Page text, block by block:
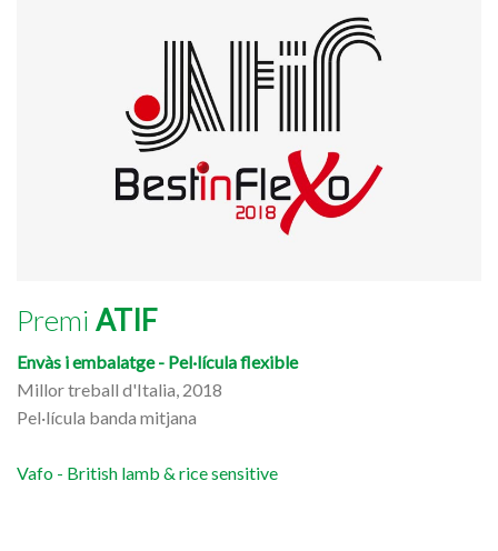
Premi ATIF
Envàs i embalatge - Pel·lícula flexible
Millor treball d'Italia, 2018
Pel·lícula banda mitjana
Vafo - British lamb & rice sensitive